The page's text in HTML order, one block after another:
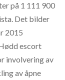
på 1 111 900
Det bilder
2015
escort
involvering av
av åpne